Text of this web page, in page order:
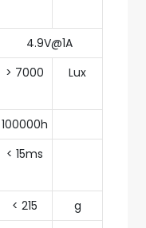
4.9V@1A
> 7000 Lux
100000h
< 15ms
< 215
g